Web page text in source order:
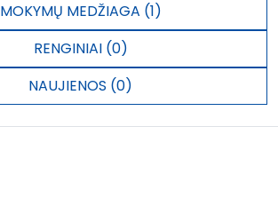
MOKYMŲ MEDŽIAGA (1)
RENGINIAI (0)
NAUJIENOS (0)